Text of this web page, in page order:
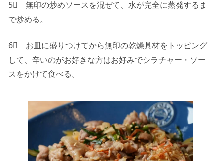
5⃣ 無印の炒めソースを混ぜて、水が完全に蒸発するま
で炒める。
6⃣ お皿に盛りつけてから無印の乾燥具材をトッピング
して、辛いのがお好きな方はお好みでシラチャー・ソー
スをかけて食べる。